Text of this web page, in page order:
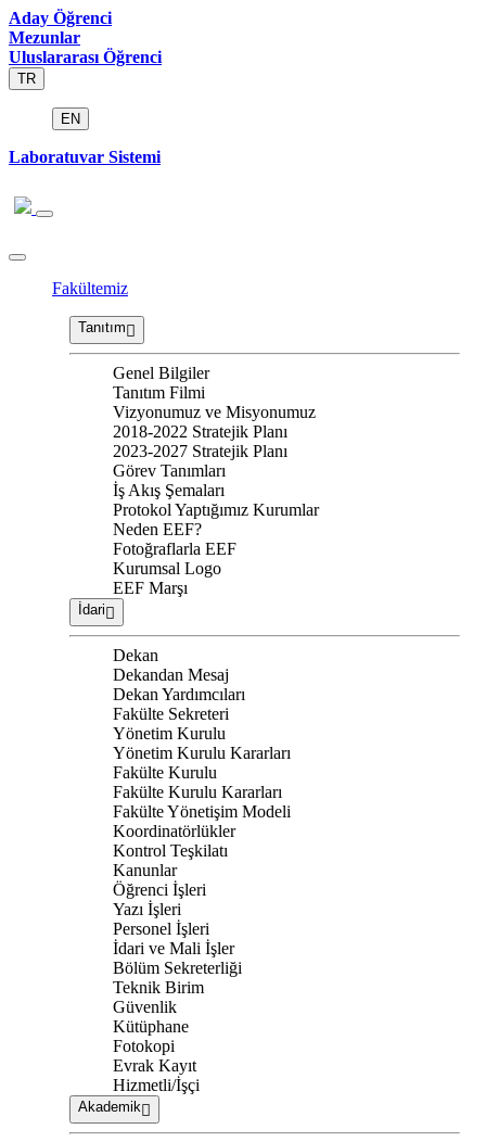
Aday Öğrenci
Mezunlar
Uluslararası Öğrenci
TR
EN
Laboratuvar Sistemi
Fakültemiz
Tanıtım
Genel Bilgiler
Tanıtım Filmi
Vizyonumuz ve Misyonumuz
2018-2022 Stratejik Planı
2023-2027 Stratejik Planı
Görev Tanımları
İş Akış Şemaları
Protokol Yaptığımız Kurumlar
Neden EEF?
Fotoğraflarla EEF
Kurumsal Logo
EEF Marşı
İdari
Dekan
Dekandan Mesaj
Dekan Yardımcıları
Fakülte Sekreteri
Yönetim Kurulu
Yönetim Kurulu Kararları
Fakülte Kurulu
Fakülte Kurulu Kararları
Fakülte Yönetişim Modeli
Koordinatörlükler
Kontrol Teşkilatı
Kanunlar
Öğrenci İşleri
Yazı İşleri
Personel İşleri
İdari ve Mali İşler
Bölüm Sekreterliği
Teknik Birim
Güvenlik
Kütüphane
Fotokopi
Evrak Kayıt
Hizmetli/İşçi
Akademik